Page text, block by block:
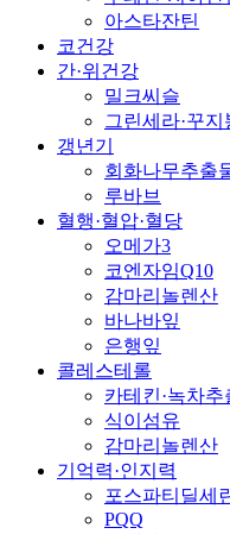
아스타잔틴
코건강
간·위건강
밀크씨슬
그린세라·꾸지
갱년기
회화나무추출
루바브
혈행·혈압·혈당
오메가3
코엔자임Q10
감마리놀렌산
바나바잎
은행잎
콜레스테롤
카테킨·녹차추
식이섬유
감마리놀렌산
기억력·인지력
포스파티딜세
PQQ